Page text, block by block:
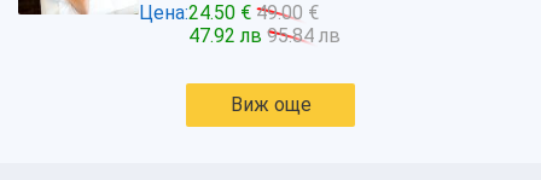
Цена:24.50 € 49.00 €
47.92 лв 95.84 лв
Виж още